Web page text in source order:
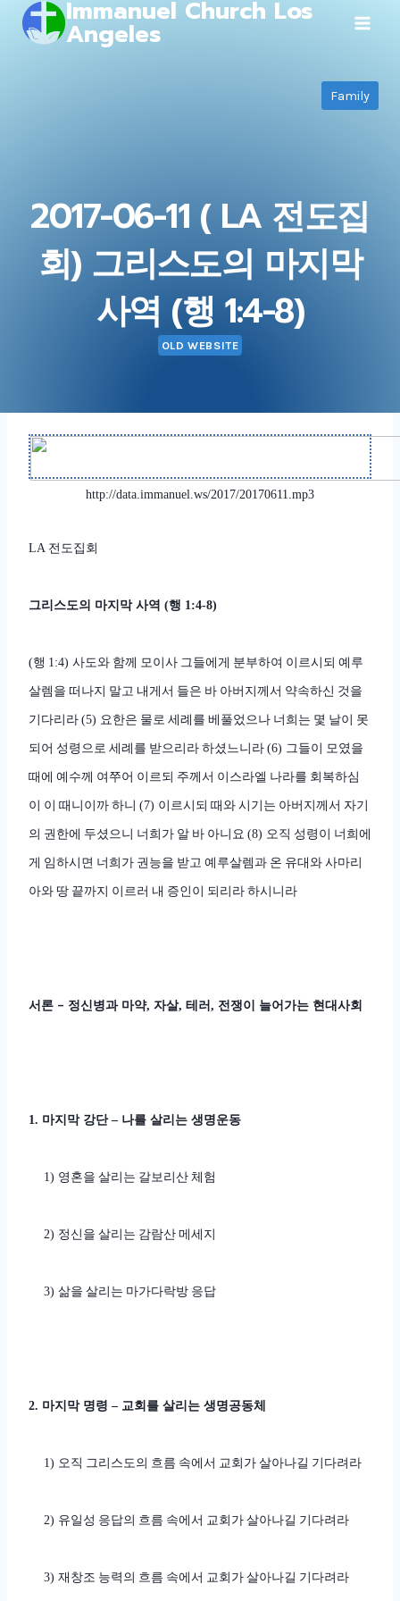
Skip
Immanuel Church Los
Angeles
Family
2017-06-11 ( LA 전도집
회) 그리스도의 마지막
사역 (행 1:4-8)
OLD WEBSITE
http://data.immanuel.ws/2017/20170611.mp3
LA 전도집회
그리스도의 마지막 사역 (행 1:4-8)
(행 1:4) 사도와 함께 모이사 그들에게 분부하여 이르시되 예루
살렘을 떠나지 말고 내게서 들은 바 아버지께서 약속하신 것을
기다리라 (5) 요한은 물로 세례를 베풀었으나 너희는 몇 날이 못
되어 성령으로 세례를 받으리라 하셨느니라 (6) 그들이 모였을
때에 예수께 여쭈어 이르되 주께서 이스라엘 나라를 회복하심
이 이 때니이까 하니 (7) 이르시되 때와 시기는 아버지께서 자기
의 권한에 두셨으니 너희가 알 바 아니요 (8) 오직 성령이 너희에
게 임하시면 너희가 권능을 받고 예루살렘과 온 유대와 사마리
아와 땅 끝까지 이르러 내 증인이 되리라 하시니라
서론 – 정신병과 마약, 자살, 테러 , 전쟁이 늘어가는 현대사회
1. 마지막 강단 – 나를 살리는 생명운동
1) 영혼을 살리는 갈보리산 체험
2) 정신을 살리는 감람산 메세지
3)삶을 살리는 마가다락방 응답
2. 마지막 명령 – 교회를 살리는 생명공동체
1) 오직 그리스도의 흐름 속에서 교회가 살아나길 기다려라
2) 유일성 응답의 흐름 속에서 교회가 살아나길 기다려라
3)재창조 능력의 흐름 속에서 교회가 살아나길 기다려라